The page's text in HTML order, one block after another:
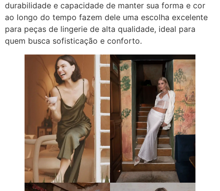
durabilidade e capacidade de manter sua forma e cor
ao longo do tempo fazem dele uma escolha excelente
para peças de lingerie de alta qualidade, ideal para
quem busca sofisticação e conforto.